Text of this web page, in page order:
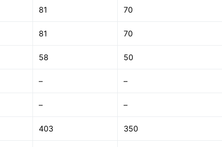
81 70
81 70
58 50
– –
– –
403 350